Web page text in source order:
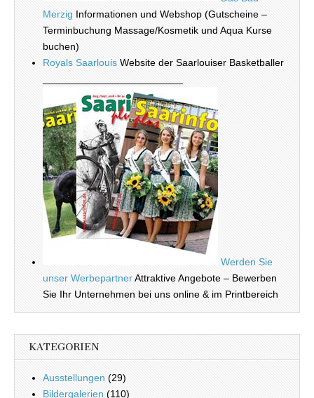
Merzig Informationen und Webshop (Gutscheine –
Terminbuchung Massage/Kosmetik und Aqua Kurse
buchen)
Royals Saarlouis Website der Saarlouiser Basketballer
Werden Sie
unser WerbepartnerAttraktive Angebote – Bewerben
Sie Ihr Unternehmen bei uns online & im Printbereich
KATEGORIEN
Ausstellungen (29)
Bildergalerien (110)